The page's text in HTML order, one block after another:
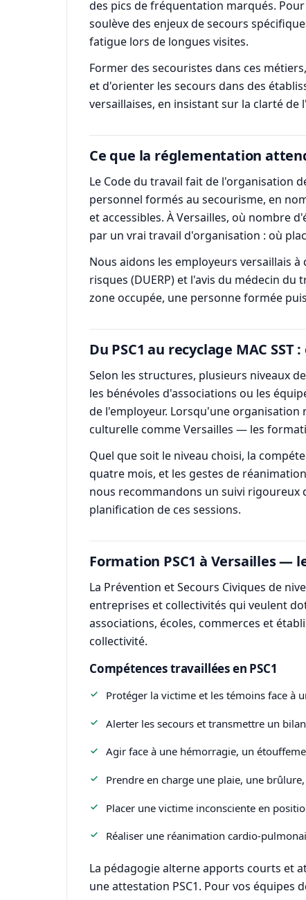
des pics de fréquentation marqués.
soulève des enjeux de secours
fatigue lors de longues visites.
Former des secouristes dans ces
et d'orienter les secours dans des
versaillaises, en insistant sur la clarté
Ce que la réglementation
Le Code du travail fait de l'organisation
personnel formés au secourisme, en
et accessibles. À Versailles, où nombre
par un vrai travail d'organisation : où
Nous aidons les employeurs versaillais
risques (DUERP) et l'avis du médecin
zone occupée, une personne formée
Du PSC1 au recyclage MAC
Selon les structures, plusieurs niveaux
les bénévoles d'associations ou les
de l'employeur. Lorsqu'une
culturelle comme Versailles — les
Quel que soit le niveau choisi, la
quatre mois, et les gestes de
nous recommandons un suivi rigoureux
planification de ces sessions.
Formation PSC1 à Versailles —
La Prévention et Secours Civiques de
entreprises et collectivités qui veulent
associations, écoles, commerces et
collectivité.
Compétences travaillées en PSC1
Protéger la victime et les témoins face à
Alerter les secours et transmettre un
Agir face à une hémorragie, un
Prendre en charge une plaie, une
Placer une victime inconsciente en
Réaliser une réanimation cardio-
La pédagogie alterne apports courts et
une attestation PSC1. Pour vos équipes